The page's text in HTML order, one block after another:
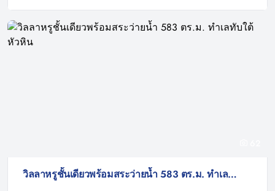
วิลลาหรูชั้นเดียวพร้อมสระว่ายน้ำ 583 ตร.ม. ทำเลทับใต้ หัวหิน